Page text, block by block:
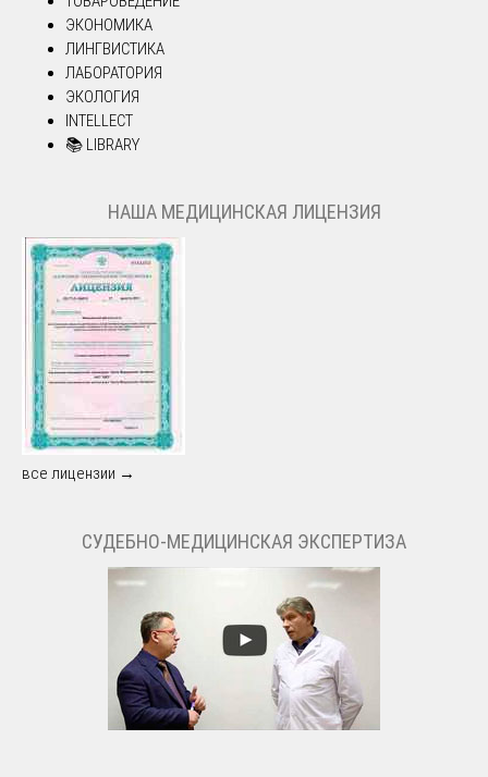
ЭКОНОМИКА
ЛИНГВИСТИКА
ЛАБОРАТОРИЯ
ЭКОЛОГИЯ
INTELLECT
📚 LIBRARY
НАША МЕДИЦИНСКАЯ ЛИЦЕНЗИЯ
все лицензии →
СУДЕБНО-МЕДИЦИНСКАЯ ЭКСПЕРТИЗА